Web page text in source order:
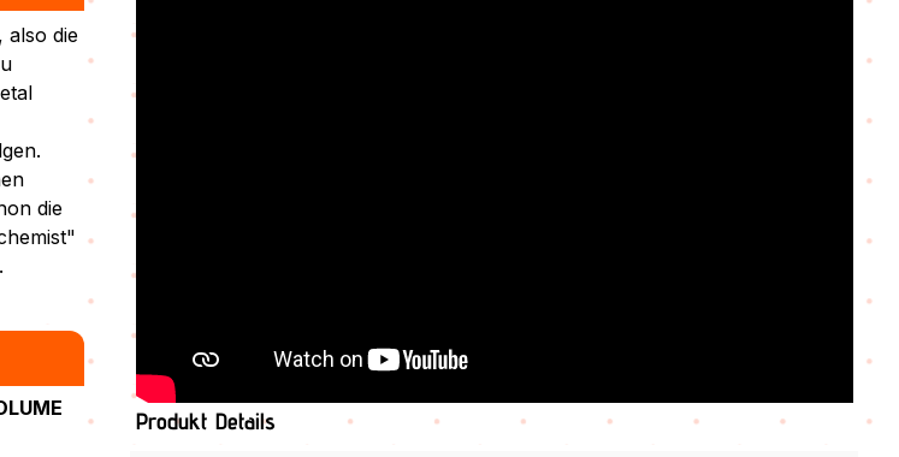
also die
die
Produkt Details